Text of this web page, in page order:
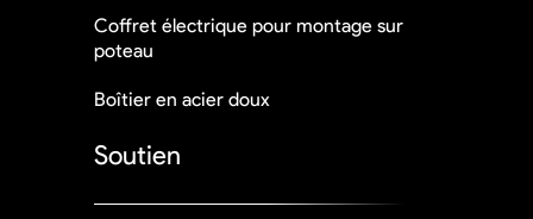
Coffret électrique pour montage sur
poteau
Boîtier en acier doux
Soutien